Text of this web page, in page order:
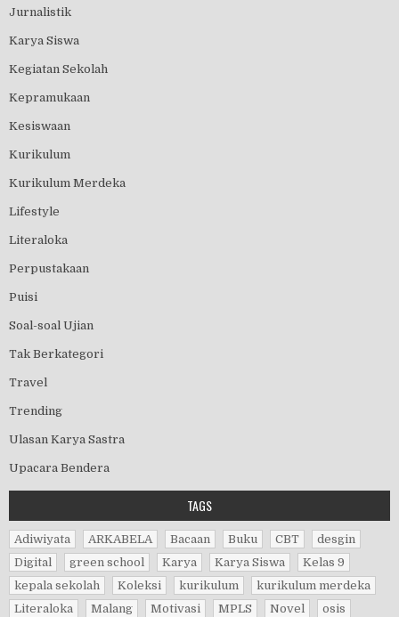
Jurnalistik
Karya Siswa
Kegiatan Sekolah
Kepramukaan
Kesiswaan
Kurikulum
Kurikulum Merdeka
Lifestyle
Literaloka
Perpustakaan
Puisi
Soal-soal Ujian
Tak Berkategori
Travel
Trending
Ulasan Karya Sastra
Upacara Bendera
TAGS
Adiwiyata ARKABELA Bacaan Buku CBT
desgin
Digital
green school Karya Karya Siswa
Kelas 9
kepala sekolah
Koleksi kurikulum
kurikulum merdeka
Literaloka
Malang Motivasi MPLS Novel
osis